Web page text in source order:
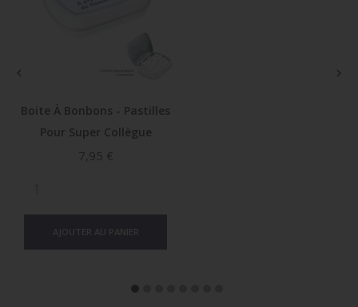
Boite À Bonbons - Pastilles
Pour Super Collègue
Prix
7,95 €
 